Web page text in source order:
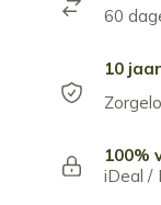
60
10
100%
iDeal /